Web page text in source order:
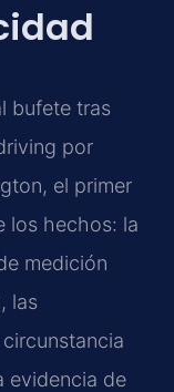
bufete tras
por
el primer
los hechos: la
medición
las
evidencia de